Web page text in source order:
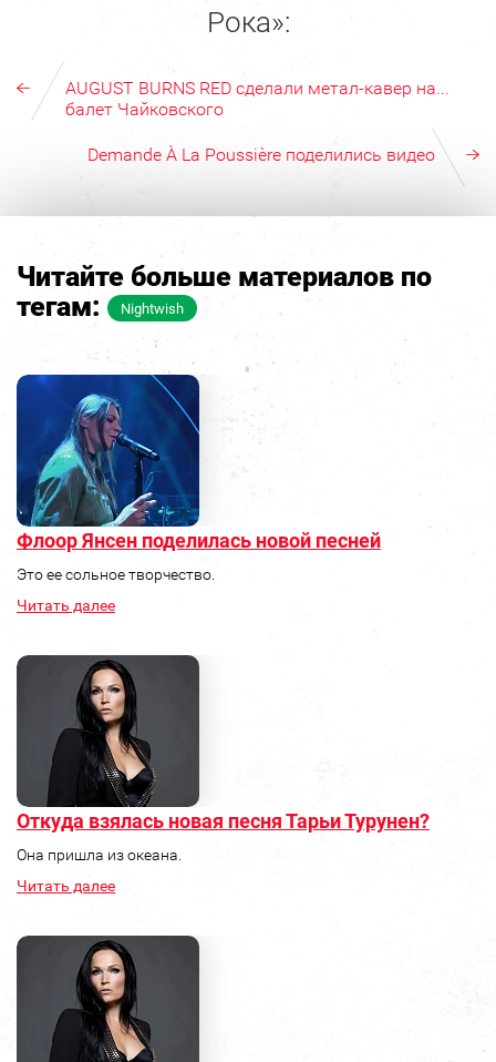
Рока»:
AUGUST BURNS RED сделали метал-кавер на...
балет Чайковского
Demande À La Poussière поделились видео
Читайте больше материалов по
тегам:
Nightwish
Флоор Янсен поделилась новой песней
Это ее сольное творчество.
Читать далее
Откуда взялась новая песня Тарьи Турунен?
Она пришла из океана.
Читать далее